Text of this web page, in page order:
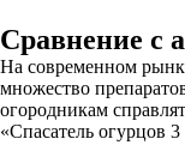
Сравнение с
На современном
множество
огородникам
«Спасатель огурцов